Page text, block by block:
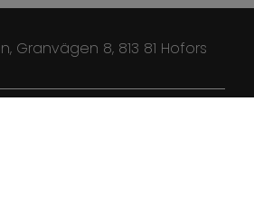
Granvägen 8, 813 81 Hofors